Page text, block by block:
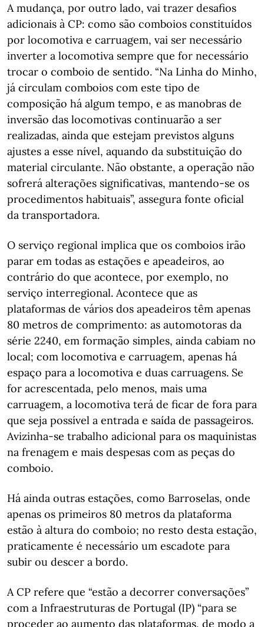
A mudança, por outro lado, vai trazer desafios
adicionais à CP: como são comboios constituídos
por locomotiva e carruagem, vai ser necessário
inverter a locomotiva sempre que for necessário
trocar o comboio de sentido. “Na Linha do Minho,
já circulam comboios com este tipo de
composição há algum tempo, e as manobras de
inversão das locomotivas continuarão a ser
realizadas, ainda que estejam previstos alguns
ajustes a esse nível, aquando da substituição do
material circulante. Não obstante, a operação não
sofrerá alterações significativas, mantendo-se os
procedimentos habituais”, assegura fonte oficial
da transportadora.
O serviço regional implica que os comboios irão
parar em todas as estações e apeadeiros, ao
contrário do que acontece, por exemplo, no
serviço interregional. Acontece que as
plataformas de vários dos apeadeiros têm apenas
80 metros de comprimento: as automotoras da
série 2240, em formação simples, ainda cabiam no
local; com locomotiva e carruagem, apenas há
espaço para a locomotiva e duas carruagens. Se
for acrescentada, pelo menos, mais uma
carruagem, a locomotiva terá de ficar de fora para
que seja possível a entrada e saída de passageiros.
Avizinha-se trabalho adicional para os maquinistas
na frenagem e mais despesas com as peças do
comboio.
Há ainda outras estações, como Barroselas, onde
apenas os primeiros 80 metros da plataforma
estão à altura do comboio; no resto desta estação,
praticamente é necessário um escadote para
subir ou descer a bordo.
A CP refere que “estão a decorrer conversações”
com a Infraestruturas de Portugal (IP) “para se
proceder ao aumento das plataformas, de modo a